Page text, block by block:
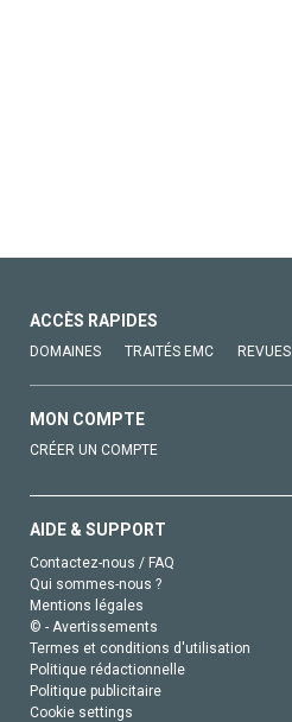
ACCÈS RAPIDES
DOMAINES TRAITÉS EMC REVUES
MON COMPTE
CRÉER UN COMPTE
AIDE & SUPPORT
Contactez-nous / FAQ
Qui sommes-nous ?
Mentions légales
© - Avertissements
Termes et conditions d'utilisation
Politique rédactionnelle
Politique publicitaire
Cookie settings